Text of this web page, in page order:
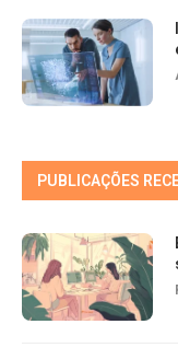
PUBLICAÇÕES